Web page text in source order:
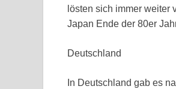
lösten sich immer
Japan Ende der 80er
Deutschland
In Deutschland gab es